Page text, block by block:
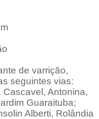
de varrição,
seguintes vias:
Antonina,
Guaraituba;
Alberti, Rolândia